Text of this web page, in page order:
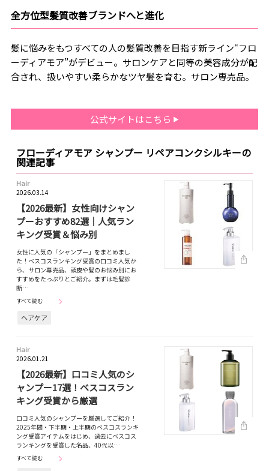
全方位型髪質改善ブランドへと進化
髪に悩みをもつすべての人の髪質改善を目指す新ライン“フロ
ーディアモア”がデビュー。サロンケアと同等の美容成分が配
合され、扱いやすい柔らかなツヤ髪を育む。サロン専売品。
公式サイトはこちら
フローディアモア シャンプー リペアコンクシルキーの
関連記事
Hair
2026.03.14
【2026最新】女性向けシャン
プーおすすめ82選｜人気ラン
キング受賞＆悩み別
女性に人気の「シャンプー」をまとめまし
た！ベスコスランキング受賞の口コミ人気か
ら、サロン専売品、頭皮や髪のお悩み別にお
すすめをたっぷりとご紹介。まずは毛髪診
断…
すべて読む
ヘアケア
Hair
2026.01.21
【2026最新】口コミ人気のシ
ャンプー17選！ベスコスラン
キング受賞から厳選
口コミ人気のシャンプーを厳選してご紹介！
2025年間・下半期・上半期のベスコスランキ
ング受賞アイテムをはじめ、過去にベスコス
ランキングを受賞した名品、40代以…
すべて読む